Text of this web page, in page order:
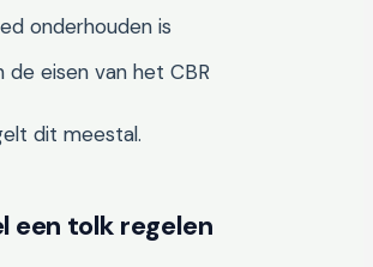
onderhouden is
de eisen van het CBR
dit meestal.
een tolk regelen